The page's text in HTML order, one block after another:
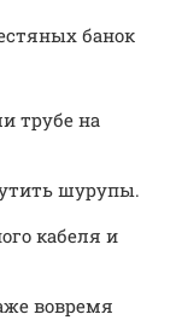
банок
трубе на
шурупы.
кабеля и
вовремя